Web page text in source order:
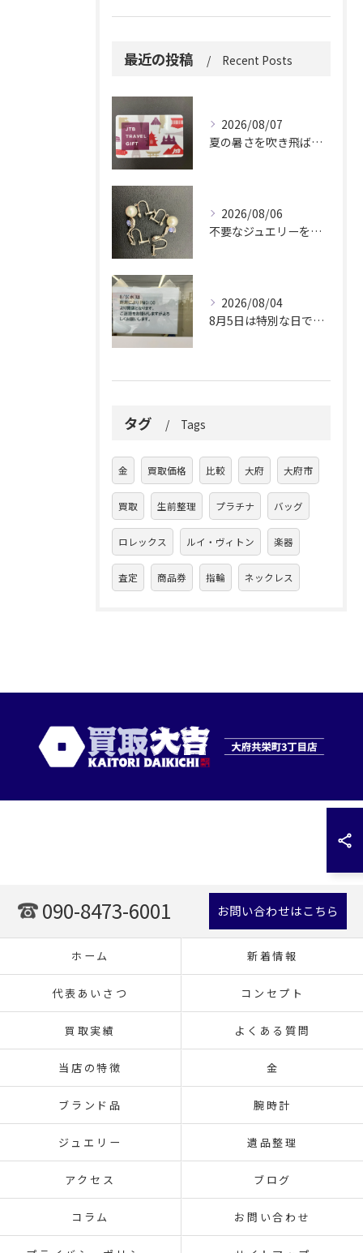
最近の投稿 Recent Posts
2026/08/07
夏の暑さを吹き飛ばしに来てください。
2026/08/06
不要なジュエリーを眠らせていませんか？
2026/08/04
8月5日は特別な日です。
タグ Tags
金 買取価格 比較 大府 大府市
買取 生前整理 プラチナ バッグ
ロレックス ルイ・ヴィトン 楽器
査定 商品券 指輪 ネックレス
090-8473-6001 お問い合わせはこちら
ホーム 新着情報
代表あいさつ コンセプト
買取実績 よくある質問
当店の特徴 金
ブランド品 腕時計
ジュエリー 遺品整理
アクセス ブログ
コラム お問い合わせ